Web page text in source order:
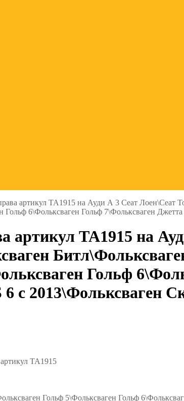
артикул TA1915 на Ауди А 3 Сеат Лоен\Сеат
6\Фольксваген Гольф 7\Фольксваген Джетта
артикул TA1915 на
Гольф
с 2013\Фольксваген
TA1915
Гольф 5\Фольксваген Гольф